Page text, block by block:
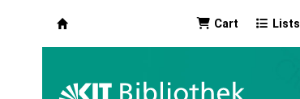
Cart Lists